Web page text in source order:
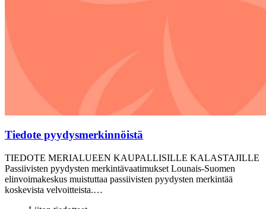
Tiedote pyydysmerkinnöistä
TIEDOTE MERIALUEEN KAUPALLISILLE KALASTAJILLE
Passiivisten pyydysten merkintävaatimukset Lounais-Suomen
elinvoimakeskus muistuttaa passiivisten pyydysten merkintää
koskevista velvoitteista.…